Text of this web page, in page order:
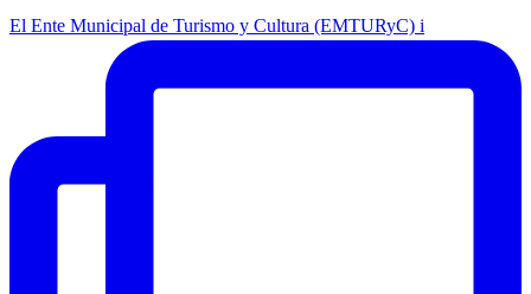
El Ente Municipal de Turismo y Cultura (EMTURyC) i